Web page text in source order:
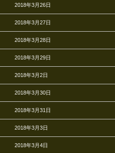
2018年3月26日
2018年3月27日
2018年3月28日
2018年3月29日
2018年3月2日
2018年3月30日
2018年3月31日
2018年3月3日
2018年3月4日